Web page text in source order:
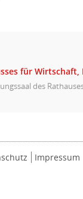
für
des
Impressum